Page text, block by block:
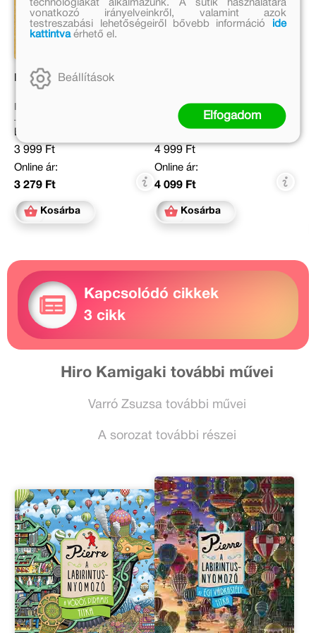
Korona és kard
Eredeti ár:
3 999 Ft
Online ár:
3 279 Ft
Kosárba
Molnár Krisztina Rita
Eredeti ár:
4 999 Ft
Online ár:
4 099 Ft
Kosárba
Kapcsolódó cikkek
3 cikk
Hiro Kamigaki további művei
Varró Zsuzsa további művei
A sorozat további részei
technológiákat alkalmazunk. A sütik használatára
vonatkozó irányelveinkről, valamint azok
testreszabási lehetőségeiről bővebb információ
ide
kattintvaérhető el.
Beállítások
Elfogadom